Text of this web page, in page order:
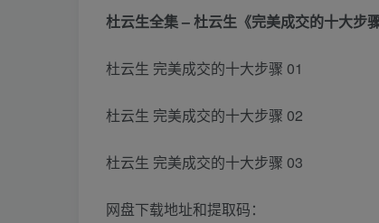
杜云生全集 – 杜云生《完美成交的十大步骤
杜云生 完美成交的十大步骤 01
杜云生 完美成交的十大步骤 02
杜云生 完美成交的十大步骤 03
网盘下载地址和提取码：